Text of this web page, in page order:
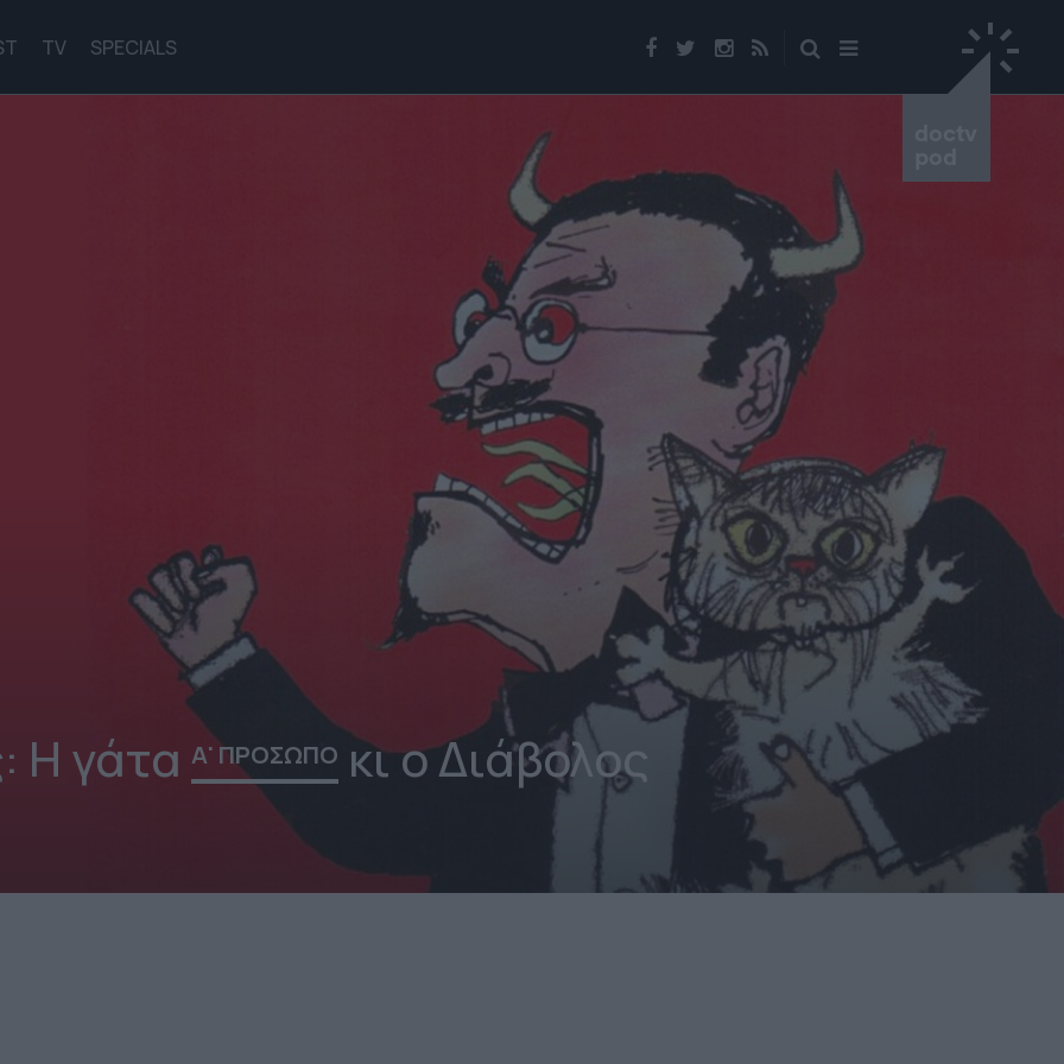
TV SPECIALS
Η γάτα Α' ΠΡΟΣΩΠΟ κι ο Διάβολος